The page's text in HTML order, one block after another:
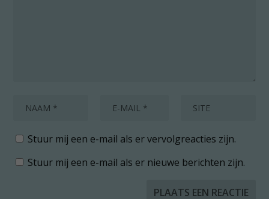
Stuur mij een e-mail als er vervolgreacties zijn.
Stuur mij een e-mail als er nieuwe berichten zijn.